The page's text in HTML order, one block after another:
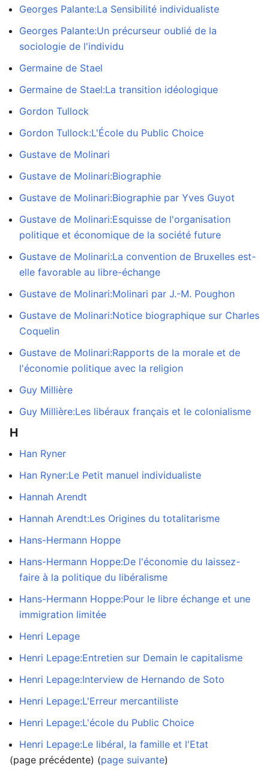
Georges Palante:La Sensibilité individualiste
Georges Palante:Un précurseur oublié de la
sociologie de l'individu
Germaine de Stael
Germaine de Stael:La transition idéologique
Gordon Tullock
Gordon Tullock:L'École du Public Choice
Gustave de Molinari
Gustave de Molinari:Biographie
Gustave de Molinari:Biographie par Yves Guyot
Gustave de Molinari:Esquisse de l'organisation
politique et économique de la société future
Gustave de Molinari:La convention de Bruxelles est-
elle favorable au libre-échange
Gustave de Molinari:Molinari par J.-M. Poughon
Gustave de Molinari:Notice biographique sur Charles
Coquelin
Gustave de Molinari:Rapports de la morale et de
l'économie politique avec la religion
Guy Millière
Guy Millière:Les libéraux français et le colonialisme
H
Han Ryner
Han Ryner:Le Petit manuel individualiste
Hannah Arendt
Hannah Arendt:Les Origines du totalitarisme
Hans-Hermann Hoppe
Hans-Hermann Hoppe:De l'économie du laissez-
faire à la politique du libéralisme
Hans-Hermann Hoppe:Pour le libre échange et une
immigration limitée
Henri Lepage
Henri Lepage:Entretien sur Demain le capitalisme
Henri Lepage:Interview de Hernando de Soto
Henri Lepage:L'Erreur mercantiliste
Henri Lepage:L'école du Public Choice
Henri Lepage:Le libéral, la famille et l'Etat
(page précédente) (page suivante)